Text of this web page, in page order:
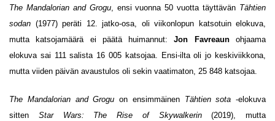
The Mandalorian and Grogu, ensi vuonna 50 vuotta täyttävän Tähtien
sodan (1977) peräti 12. jatko-osa, oli viikonlopun katsotuin elokuva,
mutta katsojamäärä ei päätä huimannut:Jon Favreaunohjaama
elokuva sai 111 salista 16 005 katsojaa. Ensi-ilta oli jo keskiviikkona,
mutta viiden päivän avaustulos oli sekin vaatimaton, 25 848 katsojaa.
The Mandalorian and Grogu on ensimmäinen Tähtien sota -elokuva
sitten Star Wars: The Rise of Skywalkerin(2019), mutta